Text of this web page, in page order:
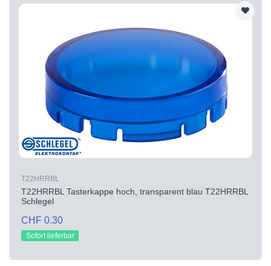
T22HRRBL
T22HRRBL Tasterkappe hoch, transparent blau T22HRRBL
Schlegel
CHF 0.30
Sofort lieferbar